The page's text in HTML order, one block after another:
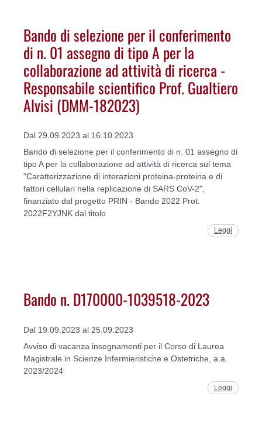
Bando di selezione per il conferimento
di n. 01 assegno di tipo A per la
collaborazione ad attività di ricerca -
Responsabile scientifico Prof. Gualtiero
Alvisi (DMM-182023)
Dal 29.09.2023 al 16.10.2023
Bando di selezione per il conferimento di n. 01 assegno di
tipo A per la collaborazione ad attività di ricerca sul tema
"Caratterizzazione di interazioni proteina-proteina e di
fattori cellulari nella replicazione di SARS CoV-2",
finanziato dal progetto PRIN - Bando 2022 Prot.
2022F2YJNK dal titolo
Leggi
Bando n. D170000-1039518-2023
Dal 19.09.2023 al 25.09.2023
Avviso di vacanza insegnamenti per il Corso di Laurea
Magistrale in Scienze Infermieristiche e Ostetriche, a.a.
2023/2024
Leggi